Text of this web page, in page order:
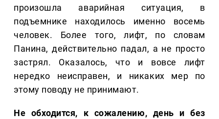
произошла аварийная ситуация, в
подъемнике находилось именно восемь
человек. Более того, лифт, по словам
Панина, действительно падал, а не просто
застрял. Оказалось, что и вовсе лифт
нередко неисправен, и никаких мер по
этому поводу не принимают.
Не обходится, к сожалению, день и без